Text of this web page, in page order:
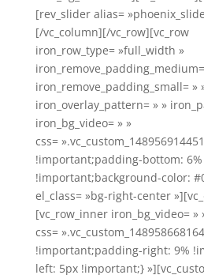
[rev_slider alias=
[/vc_column][/vc_row][vc_row
iron_row_type= »full_width »
iron_remove_padding_small= »
iron_overlay_pattern= » »
iron_bg_video= » »
css=
!important;padding-bottom: 6%
!important;background-color:
el_class= »bg-right-center
[vc_row_inner iron_bg_video=
css=
!important;padding-right: 9%
left: 5px !important;}